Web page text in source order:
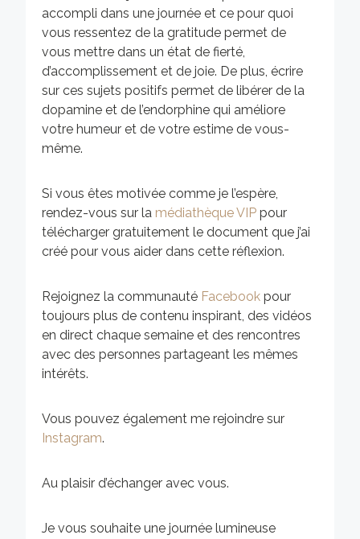
accompli dans une journée et ce pour quoi
vous ressentez de la gratitude permet de
vous mettre dans un état de fierté,
d’accomplissement et de joie. De plus, écrire
sur ces sujets positifs permet de libérer de la
dopamine et de l’endorphine qui améliore
votre humeur et de votre estime de vous-
même.
Si vous êtes motivée comme je l’espère,
rendez-vous sur la médiathèque VIP pour
télécharger gratuitement le document que j’ai
créé pour vous aider dans cette réflexion.
Rejoignez la communauté Facebook pour
toujours plus de contenu inspirant, des vidéos
en direct chaque semaine et des rencontres
avec des personnes partageant les mêmes
intérêts.
Vous pouvez également me rejoindre sur
Instagram.
Au plaisir d’échanger avec vous.
Je vous souhaite une journée lumineuse